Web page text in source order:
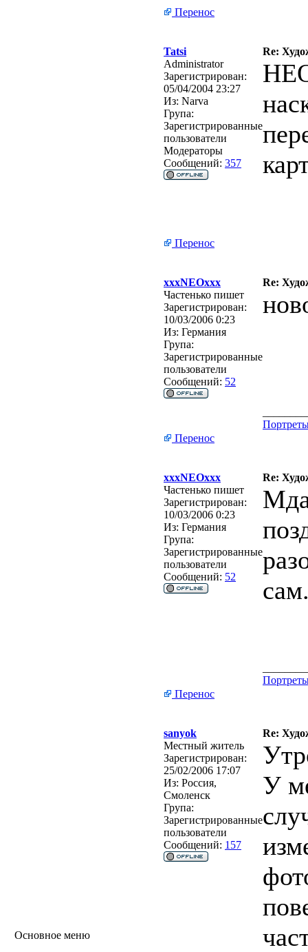
Основное меню
Перенос
Tatsi
Re:
Administrator
Зарегистрирован:
05/04/2004 23:27
Из: Narva
Група:
Зарегистрированные
пользователи
Модераторы
Сообщений: 357
Перенос
xxxNEOxxx
Re:
Частенько пишет
Зарегистрирован:
10/03/2006 0:23
Из: Германия
Група:
Зарегистрированные
пользователи
Сообщений: 52
Перенос
xxxNEOxxx
Re:
Частенько пишет
Зарегистрирован:
10/03/2006 0:23
Из: Германия
Група:
Зарегистрированные
пользователи
Сообщений: 52
Перенос
sanyok
Re:
Местный житель
Зарегистрирован:
25/02/2006 17:07
Из: Россия,
Смоленск
Група:
Зарегистрированные
пользователи
Сообщений: 157
У